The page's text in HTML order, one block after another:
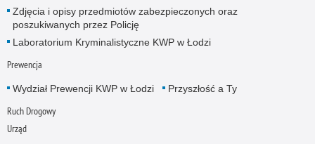
Zdjęcia i opisy przedmiotów zabezpieczonych oraz
poszukiwanych przez Policję
Laboratorium Kryminalistyczne KWP w Łodzi
Prewencja
Wydział Prewencji KWP w Łodzi Przyszłość a Ty
Ruch Drogowy
Urząd